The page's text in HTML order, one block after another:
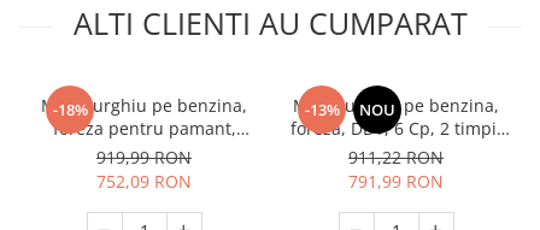
ALTI CLIENTI AU CUMPARAT
-18%
Motoburghiu pe benzina,
foreza pentru pamant,
TRGIO TECH, 1.5 kw, 2.5 Cp
+ burghiu 200 mm
919,99 RON
752,09 RON
-13% NOU
Motoburghiu pe benzina,
foreza, DDT, 6 Cp, 2 timpi,
52cc, 8000Rpm + 2 burghie
150,200mm
911,22 RON
791,99 RON